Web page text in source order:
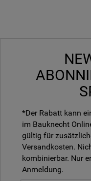
*Der Rabatt kann
im Bauknecht
gültig für
Versandkosten.
kombinierbar. Nur
Anmeldung.